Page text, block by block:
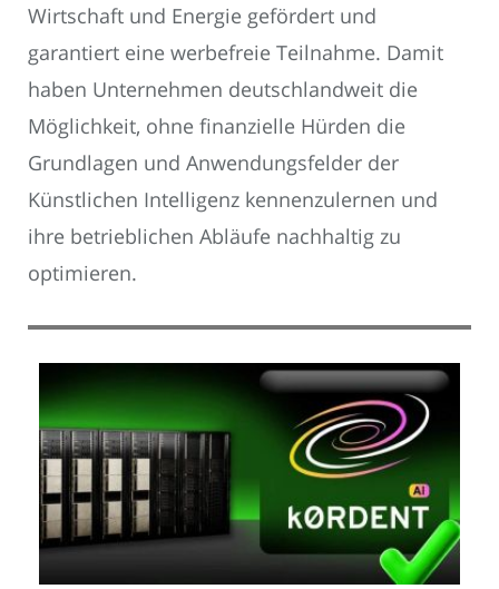
Wirtschaft und Energie gefördert und
garantiert eine werbefreie Teilnahme. Damit
haben Unternehmen deutschlandweit die
Möglichkeit, ohne finanzielle Hürden die
Grundlagen und Anwendungsfelder der
Künstlichen Intelligenz kennenzulernen und
ihre betrieblichen Abläufe nachhaltig zu
optimieren.